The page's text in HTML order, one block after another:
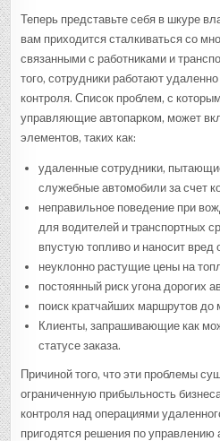
Теперь представьте себя в шкуре
вам приходится сталкиваться со
связанными с работниками и
того, сотрудники работают
контроля. Список проблем, с
управляющие автопарком, может
элементов, таких как:
удаленные сотрудники,
служебные автомобили за счет
неправильное поведение при
для водителей и транспортных
впустую топливо и наносит
неуклонно растущие цены на
постоянный риск угона дорогих
поиск кратчайших маршрутов до
Клиенты, запрашивающие как
статусе заказа.
Причиной того, что эти проблемы
ограниченную прибыльность
контроля над операциями
пригодятся решения по управлению